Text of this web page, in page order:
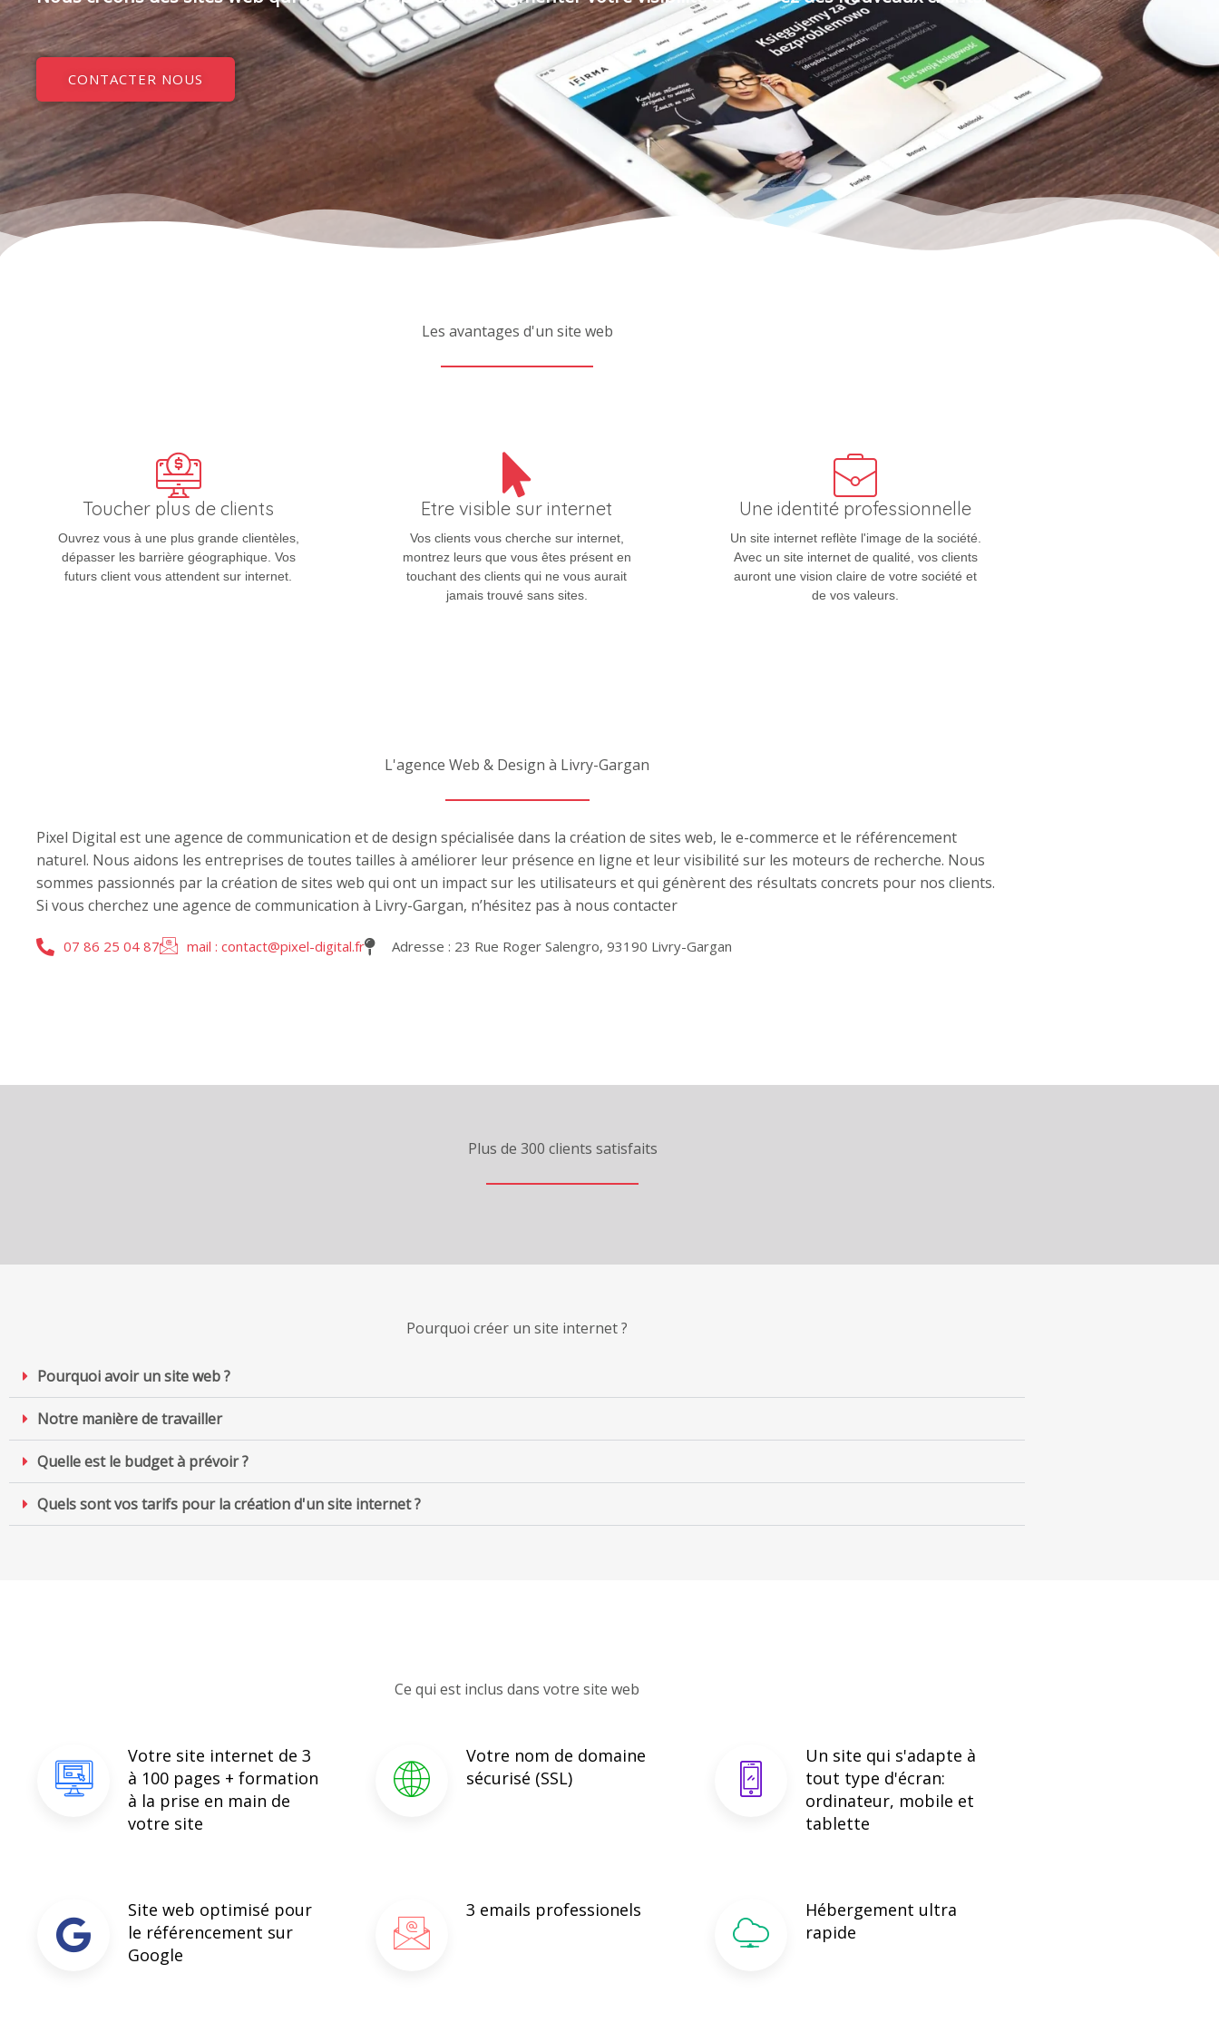
CONTACTER NOUS
Les avantages d'un site web
Toucher plus de clients
Ouvrez vous à une plus grande clientèles,
dépasser les barrière géographique. Vos
futurs client vous attendent sur internet.
Etre visible sur internet
Vos clients vous cherche sur internet,
montrez leurs que vous êtes présent en
touchant des clients qui ne vous aurait
jamais trouvé sans sites.
Une identité professionnelle
Un site internet reflète l'image de la société.
Avec un site internet de qualité, vos clients
auront une vision claire de votre société et
de vos valeurs.
L'agence Web & Design à Livry-Gargan
Pixel Digital est une agence de communication et de design spécialisée dans la création de sites web, le e-commerce et le référencement
naturel. Nous aidons les entreprises de toutes tailles à améliorer leur présence en ligne et leur visibilité sur les moteurs de recherche. Nous
sommes passionnés par la création de sites web qui ont un impact sur les utilisateurs et qui génèrent des résultats concrets pour nos clients.
Si vous cherchez une agence de communication à Livry-Gargan, n’hésitez pas à nous contacter
07 86 25 04 87 mail : contact@pixel-digital.fr Adresse : 23 Rue Roger Salengro, 93190 Livry-Gargan
Plus de 300 clients satisfaits
Pourquoi créer un site internet ?
Pourquoi avoir un site web ?
Notre manière de travailler
Quelle est le budget à prévoir ?
Quels sont vos tarifs pour la création d'un site internet ?
Ce qui est inclus dans votre site web
Votre site internet de 3
à 100 pages + formation
à la prise en main de
votre site
Votre nom de domaine
sécurisé (SSL)
Un site qui s'adapte à
tout type d'écran:
ordinateur, mobile et
tablette
Site web optimisé pour
le référencement sur
Google
3 emails professionels
Hébergement ultra
rapide